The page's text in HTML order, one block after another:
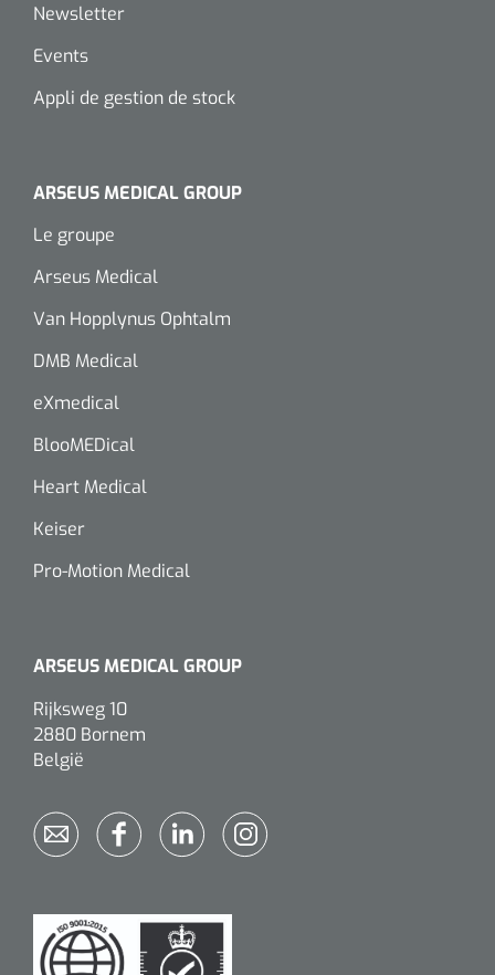
Newsletter
Events
Appli de gestion de stock
ARSEUS MEDICAL GROUP
Le groupe
Arseus Medical
Van Hopplynus Ophtalm
DMB Medical
eXmedical
BlooMEDical
Heart Medical
Keiser
Pro-Motion Medical
ARSEUS MEDICAL GROUP
Rijksweg 10
2880 Bornem
België